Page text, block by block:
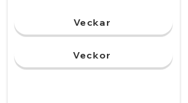
Veckar
Veckor